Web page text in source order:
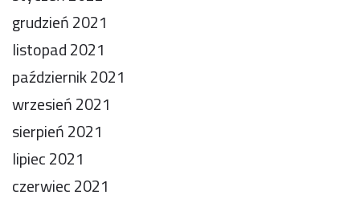
grudzień 2021
listopad 2021
październik 2021
wrzesień 2021
sierpień 2021
lipiec 2021
czerwiec 2021